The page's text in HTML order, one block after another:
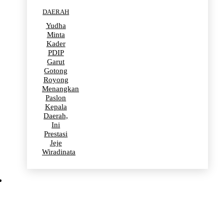
DAERAH
Yudha
Minta
Kader
PDIP
Garut
Gotong
Royong
Menangkan
Paslon
Kepala
Daerah,
Ini
Prestasi
Jeje
Wiradinata